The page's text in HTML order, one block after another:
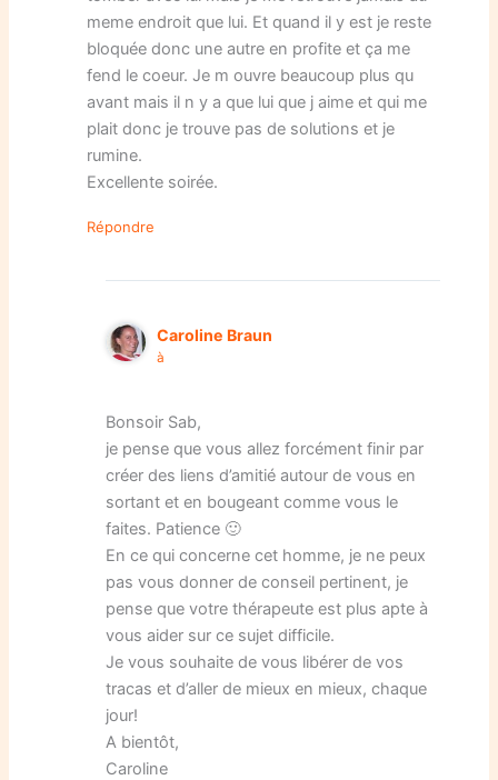
meme endroit que lui. Et quand il y est je reste
bloquée donc une autre en profite et ça me
fend le coeur. Je m ouvre beaucoup plus qu
avant mais il n y a que lui que j aime et qui me
plait donc je trouve pas de solutions et je
rumine.
Excellente soirée.
Répondre
Caroline Braun
à
Bonsoir Sab,
je pense que vous allez forcément finir par
créer des liens d’amitié autour de vous en
sortant et en bougeant comme vous le
faites. Patience 🙂
En ce qui concerne cet homme, je ne peux
pas vous donner de conseil pertinent, je
pense que votre thérapeute est plus apte à
vous aider sur ce sujet difficile.
Je vous souhaite de vous libérer de vos
tracas et d’aller de mieux en mieux, chaque
jour!
A bientôt,
Caroline